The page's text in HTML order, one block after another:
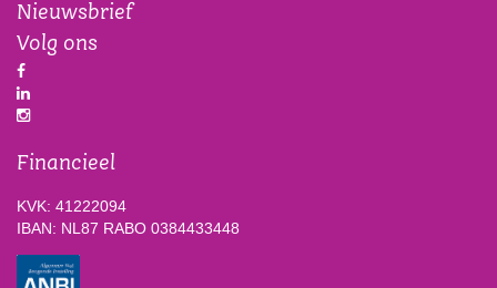
Nieuwsbrief
Volg ons
Financieel
KVK: 41222094
IBAN: NL87 RABO 0384433448